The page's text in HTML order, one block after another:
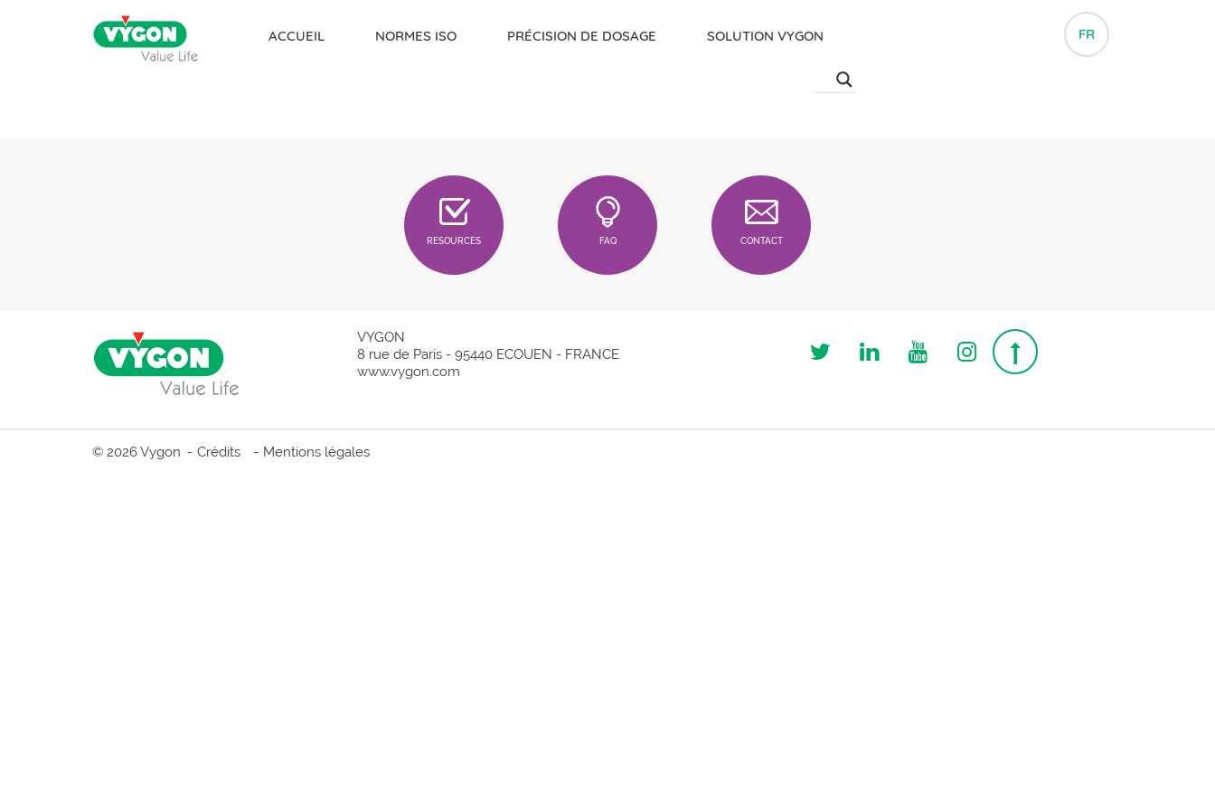
ACCUEIL NORMES ISO PRÉCISION DE DOSAGE SOLUTION VYGON FR
RESOURCES FAQ CONTACT
VYGON
8 rue de Paris - 95440 ECOUEN - FRANCE
www.vygon.com
Follow us on Twitter
Follow us on Linkedin
Follow us on Youtube
Follow us on
Top page
© 2026 Vygon Crédits Mentions légales